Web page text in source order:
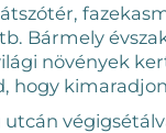
Bármely
növények
hogy
utcán